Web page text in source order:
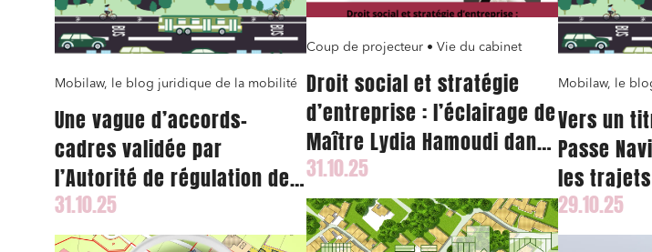
Mobilaw, le blog juridique de la mobilité
Une vague d’accords-
cadres validée par
l’Autorité de régulation des
transports en juillet 2025
pour la liaison Paris-Lyon
Coup de projecteur • Vie du cabinet
Droit social et stratégie
d’entreprise : l’éclairage de
Maître Lydia Hamoudi dans
le FNTRmag
Mobilaw, le
Vers un
Passe
les
de Loire
31.10.25
31.10.25
29.10.25